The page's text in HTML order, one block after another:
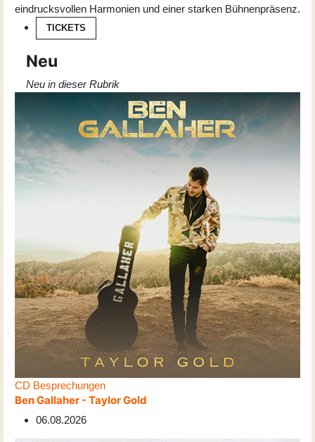
eindrucksvollen Harmonien und einer starken Bühnenpräsenz.
TICKETS
Neu
Neu in dieser Rubrik
CD Besprechungen
Ben Gallaher - Taylor Gold
06.08.2026